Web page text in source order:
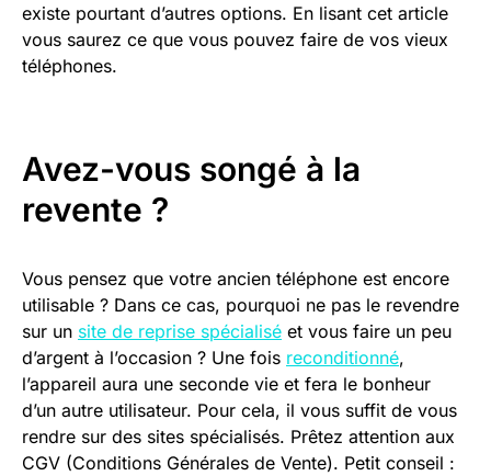
existe pourtant d’autres options. En lisant cet article
vous saurez ce que vous pouvez faire de vos vieux
téléphones.
Avez-vous songé à la
revente ?
Vous pensez que votre ancien téléphone est encore
utilisable ? Dans ce cas, pourquoi ne pas le revendre
sur un site de reprise spécialisé et vous faire un peu
d’argent à l’occasion ? Une fois reconditionné,
l’appareil aura une seconde vie et fera le bonheur
d’un autre utilisateur. Pour cela, il vous suffit de vous
rendre sur des sites spécialisés. Prêtez attention aux
CGV (Conditions Générales de Vente). Petit conseil :